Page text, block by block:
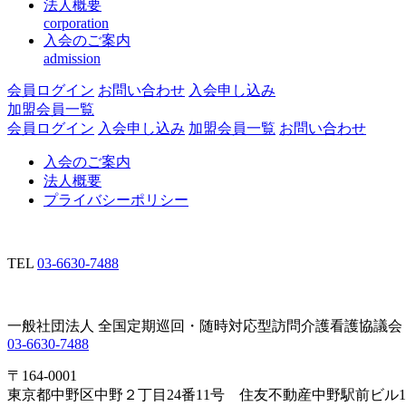
法人概要
corporation
入会のご案内
admission
会員ログイン お問い合わせ 入会申し込み
加盟会員一覧
会員ログイン 入会申し込み 加盟会員一覧 お問い合わせ
入会のご案内
法人概要
プライバシーポリシー
TEL 03-6630-7488
一般社団法人 全国定期巡回・随時対応型訪問介護看護協議会
03-6630-7488
〒164-0001
東京都中野区中野２丁目24番11号 住友不動産中野駅前ビル